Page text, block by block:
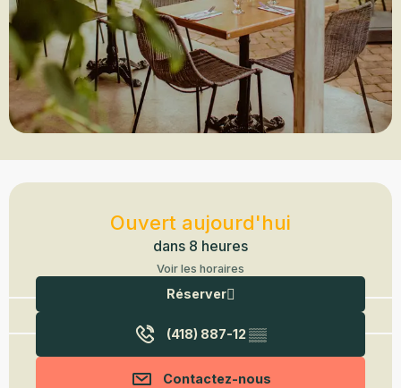
Ouverture et coordonnées
Ouvert aujourd'hui
dans 8 heures
Voir les horaires
Réserver
(418) 887-12 ▒▒
Contactez-nous